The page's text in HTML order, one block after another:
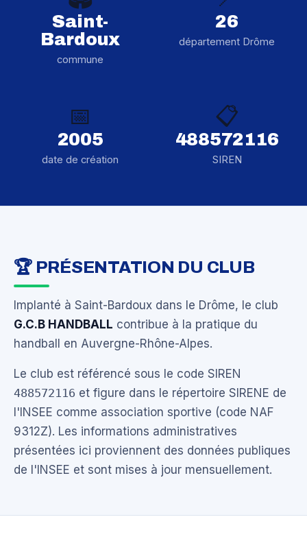
Saint-
Bardoux
commune
26
département Drôme
📅
2005
date de création
📋
488572116
SIREN
🏆 PRÉSENTATION DU CLUB
Implanté à Saint-Bardoux dans le Drôme, le club
G.C.B HANDBALL contribue à la pratique du
handball en Auvergne-Rhône-Alpes.
Le club est référencé sous le code SIREN
488572116 et figure dans le répertoire SIRENE de
l'INSEE comme association sportive (code NAF
9312Z). Les informations administratives
présentées ici proviennent des données publiques
de l'INSEE et sont mises à jour mensuellement.